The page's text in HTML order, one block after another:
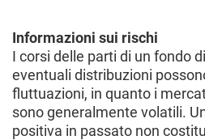
Informazioni sui rischi
I corsi delle parti di un fondo
eventuali distribuzioni
fluttuazioni, in quanto i
sono generalmente volatili.
positiva in passato non